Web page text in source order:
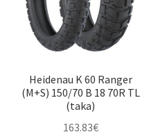
Heidenau K 60 Ranger
(M+S) 150/70 B 18 70R TL
(taka)
163.83€